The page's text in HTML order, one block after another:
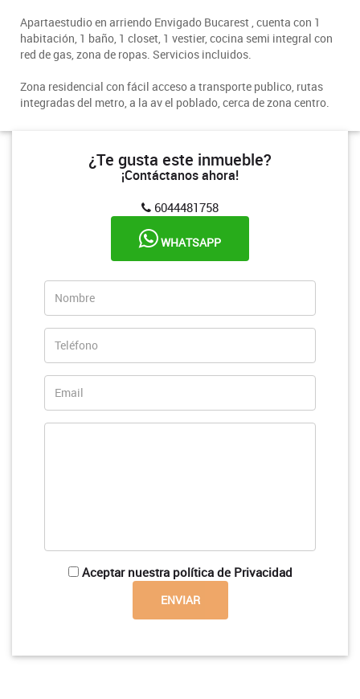
Apartaestudio en arriendo Envigado Bucarest , cuenta con 1
habitación, 1 baño, 1 closet, 1 vestier, cocina semi integral con
red de gas, zona de ropas. Servicios incluidos.
Zona residencial con fácil acceso a transporte publico, rutas
integradas del metro, a la av el poblado, cerca de zona centro.
¿Te gusta este inmueble?
¡Contáctanos ahora!
6044481758
WHATSAPP
Aceptar nuestra política de Privacidad